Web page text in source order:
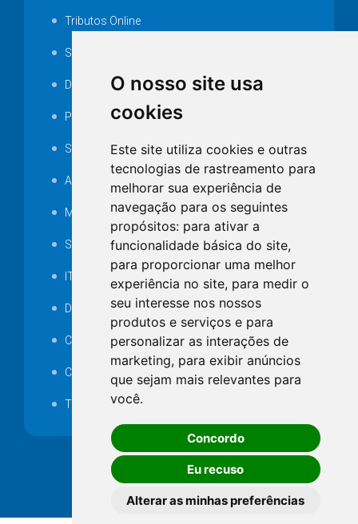
O nosso site usa
cookies
Este site utiliza cookies e outras
tecnologias de rastreamento para
melhorar sua experiência de
navegação para os seguintes
propósitos: para ativar a
funcionalidade básica do site,
para proporcionar uma melhor
experiência no site, para medir o
seu interesse nos nossos
produtos e serviços e para
personalizar as interações de
marketing, para exibir anúncios
que sejam mais relevantes para
você.
Concordo
Eu recuso
Alterar as minhas preferências
Tributos Online
Serviços ISS-E
Decretos
Portarias
SAMAE
Audiência pública
MANUTENÇÃO DE ILUMINAÇÃO PÚBLICA
Serviços Técnicos TI
ITR
Desapropriações
Catalogo Eletrônico de Padronização
Consórcios Municipais
Telefones Úteis